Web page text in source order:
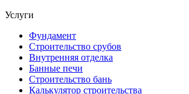
Услуги
Фундамент
Строительство срубов
Внутренняя отделка
Банные печи
Строительство бань
Калькулятор строительства